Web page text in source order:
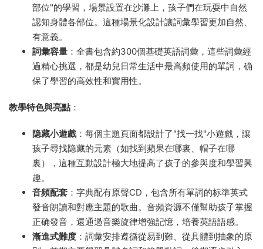
部位"的學習，場景設置在沙灘上，孩子們在玩耍中自然
認知身體各部位。這種場景化設計讓詞彙學習更加自然、
有意義。
詞彙容量 ：全書包含約300個基礎英語詞彙，這些詞彙經
過精心挑選，都是幼兒日常生活中最高頻使用的單詞，确
保了學習的高效性和實用性。
教學特色與亮點 ：
隐藏小遊戲：每個主題頁面都設計了"找一找"小遊戲，讓
孩子尋找隐藏的元素（如找到蘋果在哪裏、帽子在哪
裏），這種互動設計極大地提高了孩子的參與度和學習興
趣。
音頻配套 ：字典配有原聲CD，包含所有單詞的标準英式
發音朗讀和對應主題的歌曲。音頻資源不僅幫助孩子掌握
正确發音，還通過音樂旋律增強記憶，培養英語語感。
漸進式難度 ：詞彙安排遵循從易到難、從具體到抽象的原